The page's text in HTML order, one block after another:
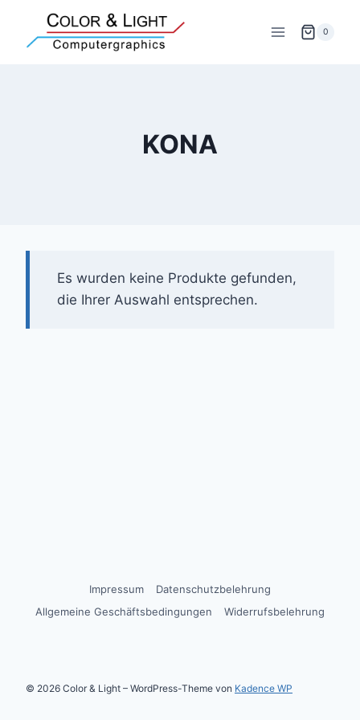
springen
0
KONA
Es wurden keine Produkte gefunden,
die Ihrer Auswahl entsprechen.
Impressum
Datenschutzbelehrung
Allgemeine Geschäftsbedingungen
Widerrufsbelehrung
© 2026 Color & Light – WordPress-Theme von Kadence WP